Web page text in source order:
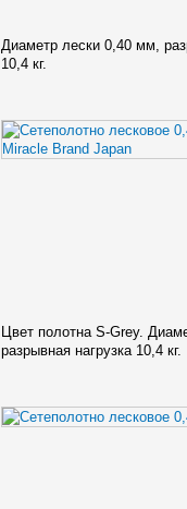
Диаметр лески 0,40 мм,
10,4 кг.
Цвет полотна S-Grey.
разрывная нагрузка 10,4 кг.